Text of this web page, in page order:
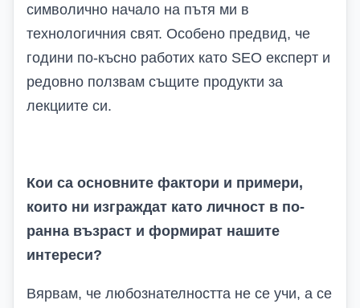
символично начало на пътя ми в
технологичния свят. Особено предвид, че
години по-късно работих като SEO експерт и
редовно ползвам същите продукти за
лекциите си.
Кои са основните фактори и примери,
които ни изграждат като личност в по-
ранна възраст и формират нашите
интереси?
Вярвам, че любознателността не се учи, а се